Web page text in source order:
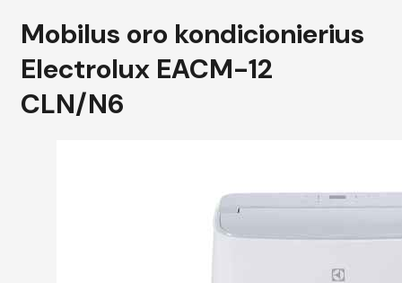
Mobilus oro kondicionierius
Electrolux EACM-12
CLN/N6